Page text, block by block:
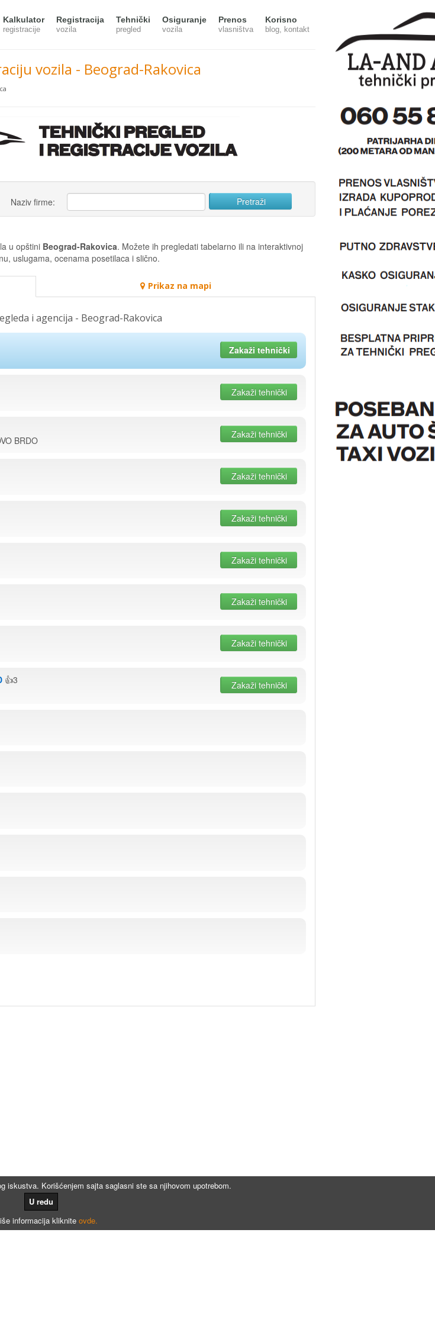
iskustva. Korišćenjem sajta saglasni ste sa njihovom upotrebom.
U redu
informacija kliknite ovde.
Kalkulator
registracije
Registracija
vozila
Tehnički
pregled
Osiguranje
vozila
Prenos
vlasništva
Korisno
blog, kontakt
vozila - Beograd-Rakovica
Naziv firme:
u opštini Beograd-Rakovica. Možete ih pregledati tabelarno ili na interaktivnoj
uslugama, ocenama posetilaca i slično.
Prikaz na mapi
i agencija - Beograd-Rakovica
Zakaži tehnički
Zakaži tehnički
BRDO
Zakaži tehnički
Zakaži tehnički
Zakaži tehnički
Zakaži tehnički
Zakaži tehnički
Zakaži tehnički
👍3 Zakaži tehnički
Brzi linkovi